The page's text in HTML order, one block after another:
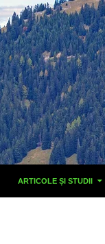
ARTICOLE ȘI STUDII